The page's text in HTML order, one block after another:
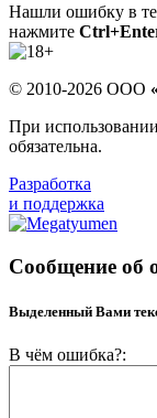
Нашли ошибку в
нажмите
© 2010-2026 ООО
При
обязательна.
Разработка
и поддержка
Сообщение об
Выделенный Вами
В чём ошибка?: